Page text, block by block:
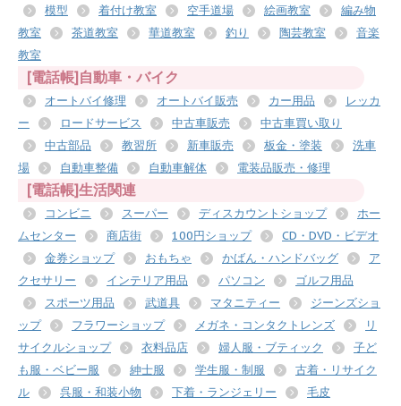
模型
着付け教室 空手道場 絵画教室
編み物
教室
茶道教室 華道教室 釣り 陶芸教室
音楽
教室
[電話帳]自動車・バイク
オートバイ修理 オートバイ販売 カー用品
レッカ
ー
ロードサービス 中古車販売
中古車買い取り
中古部品
教習所 新車販売 板金・塗装
洗車
場
自動車整備 自動車解体 電装品販売・修理
[電話帳]生活関連
コンビニ スーパー ディスカウントショップ
ホー
ムセンター
商店街 100円ショップ
CD・DVD・ビデオ
金券ショップ
おもちゃ かばん・ハンドバッグ
ア
クセサリー
インテリア用品 パソコン
ゴルフ用品
スポーツ用品
武道具 マタニティー
ジーンズショ
ップ
フラワーショップ メガネ・コンタクトレンズ
リ
サイクルショップ
衣料品店 婦人服・ブティック
子ど
も服・ベビー服
紳士服 学生服・制服
古着・リサイク
ル
呉服・和装小物 下着・ランジェリー
毛皮